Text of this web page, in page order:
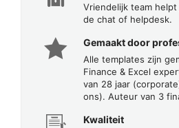
Vriendelijk team
de chat of helpdesk.
Gemaakt door
Alle templates zijn
Finance & Excel
van 28 jaar
ons). Auteur van 3
Kwaliteit